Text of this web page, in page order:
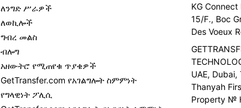
ለንግድ ሥራዎች
ለወኪሎች
ግብረ መልስ
ብሎግ
አዘውትሮ የሚጠየቁ ጥያቄዎች
GetTransfer.com የአገልግሎት ስምምነት
የግላዊነት ፖሊሲ
KG Connect
15/F., Boc
Des Voeux
UAE, Dubai,
Thanyah
Property №